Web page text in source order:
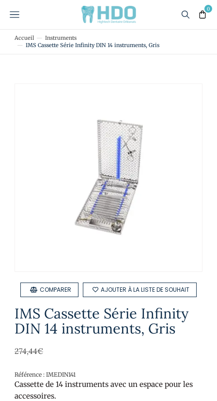
Vous êtes ici :
Accueil
Instruments
IMS Cassette Série Infinity DIN 14 instruments, Gris
AJOUTER À LA LISTE DE SOUHAIT
COMPARER
IMS Cassette Série Infinity
DIN 14 instruments, Gris
274,44€
Référence : IMEDIN141
Cassette de 14 instruments avec un espace pour les
accessoires.